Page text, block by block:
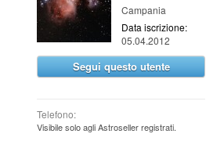
Campania
Data iscrizione:
05.04.2012
Segui questo utente
Telefono:
Visibile solo agli Astroseller registrati.